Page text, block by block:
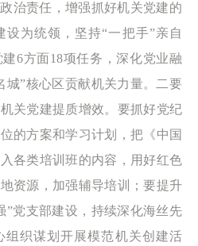
治责任，增强抓好机关党建的
为统领，坚持“一把手”亲自
6方面18项任务，深化党业融
城”核心区贡献机关力量。二要
关党建提质增效。要抓好党纪
的方案和学习计划，把《中国
各类培训班的内容，用好红色
资源，加强辅导培训；要提升
”党支部建设，持续深化海丝先
组织谋划开展模范机关创建活